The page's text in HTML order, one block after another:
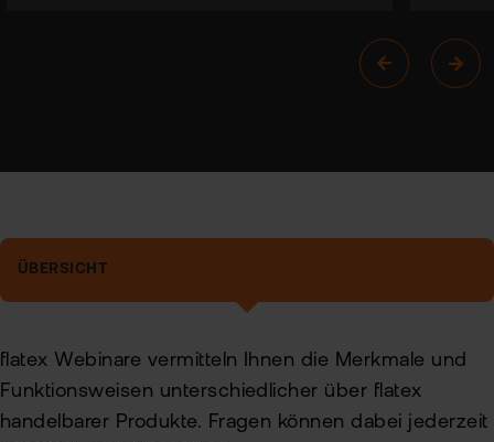
ÜBERSICHT
flatex Webinare vermitteln Ihnen die Merkmale und
Funktionsweisen unterschiedlicher über flatex
handelbarer Produkte. Fragen können dabei jederzeit